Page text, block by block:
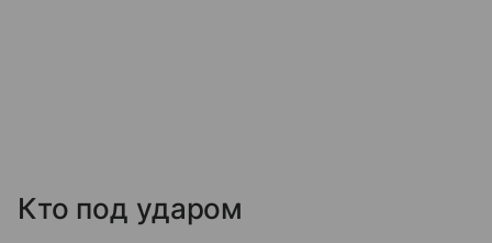
Кто под ударом